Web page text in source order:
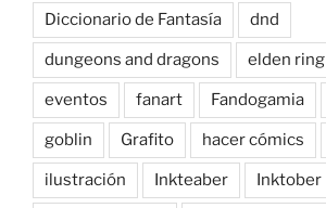
Diccionario de Fantasía dnd
dungeons and dragons elden ring
eventos fanart Fandogamia
goblin Grafito hacer cómics
ilustración Inkteaber Inktober